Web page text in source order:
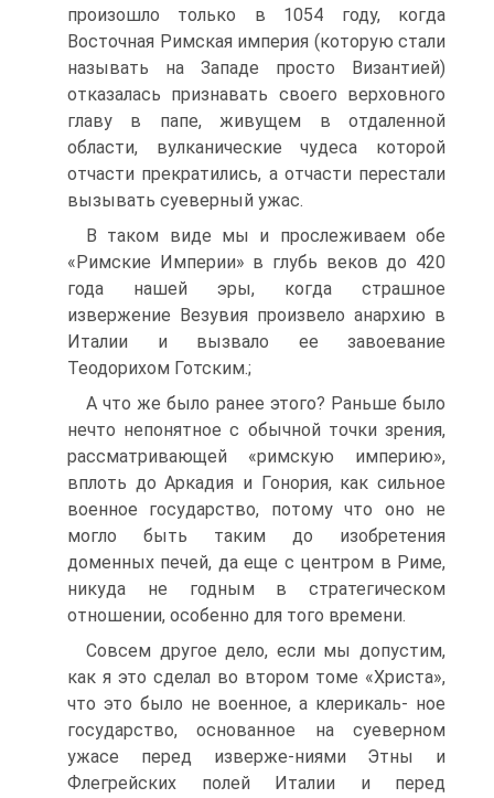
произошло только в 1054 году, когда
Восточная Римская империя (которую стали
называть на Западе просто Византией)
отказалась признавать своего верховного
главу в папе, живущем в отдаленной
области, вулканические чудеса которой
отчасти прекратились, а отчасти перестали
вызывать суеверный ужас.
В таком виде мы и прослеживаем обе
«Римские Империи» в глубь веков до 420
года нашей эры, когда страшное
извержение Везувия произвело анархию в
Италии и вызвало ее завоевание
Теодорихом Готским.;
А что же было ранее этого? Раньше было
нечто непонятное с обычной точки зрения,
рассматривающей «римскую империю»,
вплоть до Аркадия и Гонория, как сильное
военное государство, потому что оно не
могло быть таким до изобретения
доменных печей, да еще с центром в Риме,
никуда не годным в стратегическом
отношении, особенно для того времени.
Совсем другое дело, если мы допустим,
как я это сделал во втором томе «Христа»,
что это было не военное, а клерикаль- ное
государство, основанное на суеверном
ужасе перед изверже-ниями Этны и
Флегрейских полей Италии и перед